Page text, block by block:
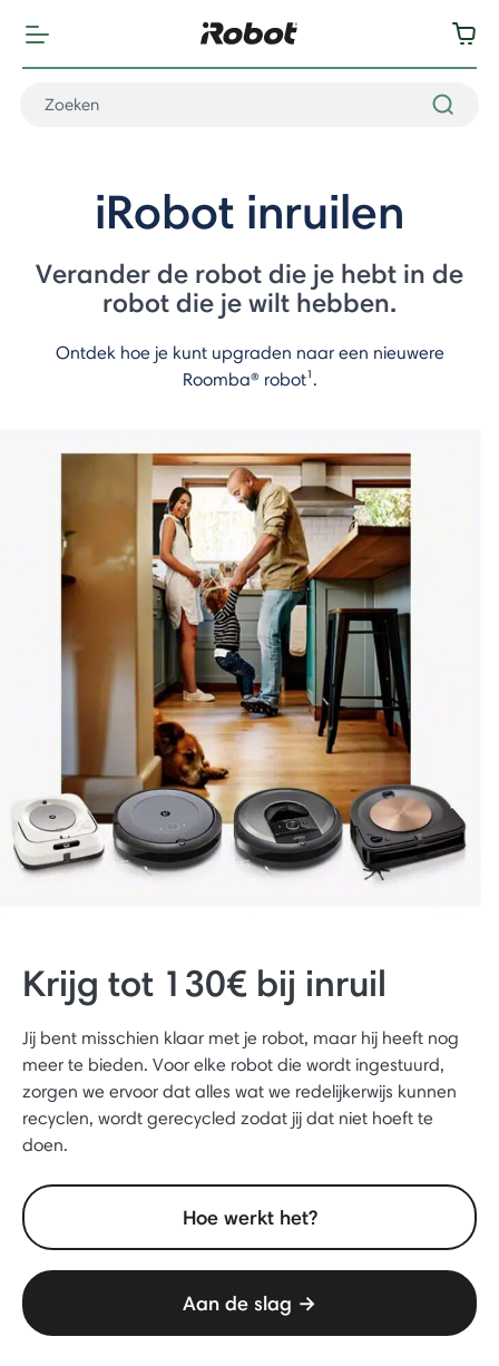
iRobot inruilen
Verander de robot die je hebt in de
robot die je wilt hebben.
Ontdek hoe je kunt upgraden naar een nieuwere
Roomba® robot¹.
Krijg tot 130€ bij inruil
Jij bent misschien klaar met je robot, maar hij heeft nog
meer te bieden. Voor elke robot die wordt ingestuurd,
zorgen we ervoor dat alles wat we redelijkerwijs kunnen
recyclen, wordt gerecycled zodat jij dat niet hoeft te
doen.
Hoe werkt het?
Aan de slag →